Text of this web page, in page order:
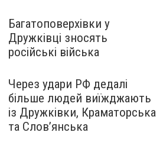
Багатоповерхівки у
Дружківці зносять
російські війська
Через удари РФ дедалі
більше людей виїжджають
із Дружківки, Краматорська
та Слов’янська